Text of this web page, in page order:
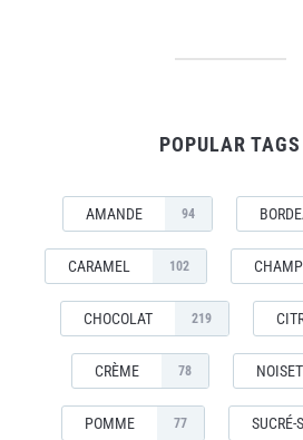
POPULAR TAGS
AMANDE 94
CARAMEL 102
CHOCOLAT 219
CRÈME 78
POMME 77 SUCRÉ-